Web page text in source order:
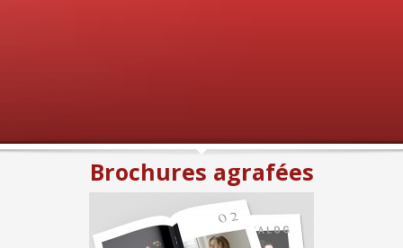
Brochures agrafées